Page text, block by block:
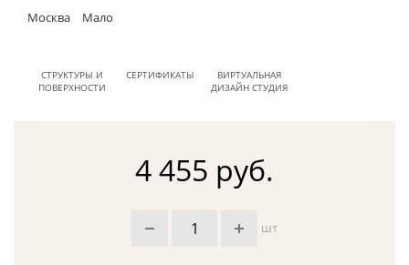
Москва Мало
СТРУКТУРЫ И
ПОВЕРХНОСТИ
СЕРТИФИКАТЫ
ВИРТУАЛЬНАЯ
ДИЗАЙН СТУДИЯ
4 455 руб.
шт